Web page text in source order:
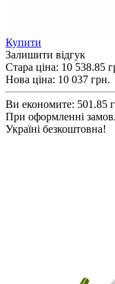
Купити
Залишити відгук
Стара ціна: 10 538.85
Нова ціна: 10 037 грн.
Ви економите: 501.85
При оформленні
Україні безкоштовна!